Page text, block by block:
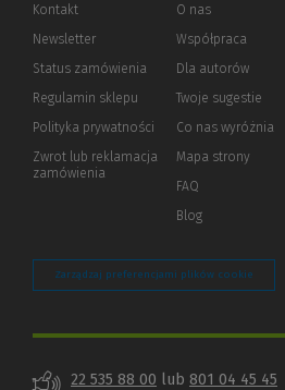
Kontakt
Newsletter
Status zamówienia
Regulamin sklepu
Polityka prywatności (Nowe
(Link
innej
Zwrot lub reklamacja
zamówienia
O nas
Współpraca
Dla autorów(Nowe
(Link
innej
strony)
Twoje sugestie
Co nas wyróżnia
Mapa strony
FAQ
Blog
Zarządzaj preferencjami plików cookie
22 535 88 00 lub 801 04 45 45